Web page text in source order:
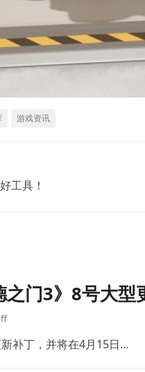
游戏资讯
工具！
之门3》8号大型
补丁，并将在4月15日…